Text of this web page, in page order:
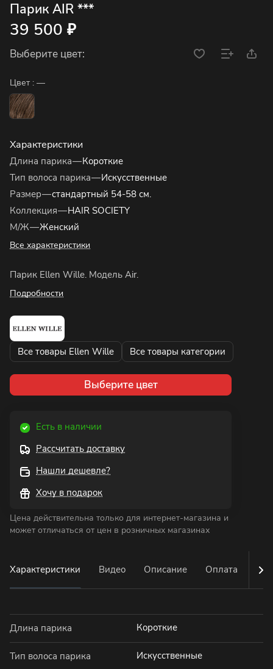
Парик AIR ***
39 500 ₽
Выберите цвет:
Цвет : —
Характеристики
Длина парика—Короткие
Тип волоса парика—Искусственные
Размер—стандартный 54-58 см.
Коллекция—HAIR SOCIETY
М/Ж—Женский
Все характеристики
Парик Ellen Wille. Модель Air.
Подробности
Все товары Ellen Wille Все товары категории
Выберите цвет
Есть в наличии
Рассчитать доставку
Нашли дешевле?
Хочу в подарок
Цена действительна только для интернет-магазина и
может отличаться от цен в розничных магазинах
Характеристики Видео Описание Оплата
Длина парика Короткие
Тип волоса парика Искусственные